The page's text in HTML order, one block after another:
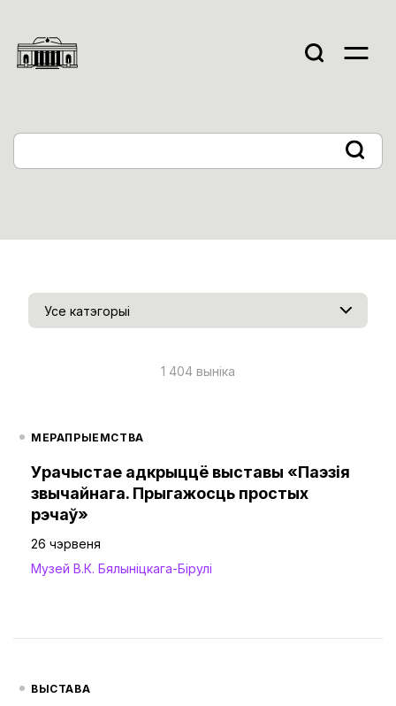
1 404 выніка
Усе катэгорыі
МЕРАПРЫЕМСТВА
Урачыстае адкрыццё выставы «Паэзія
звычайнага. Прыгажосць простых
рэчаў»
26 чэрвеня
Музей В.К. Бялыніцкага-Бірулі
ВЫСТАВА